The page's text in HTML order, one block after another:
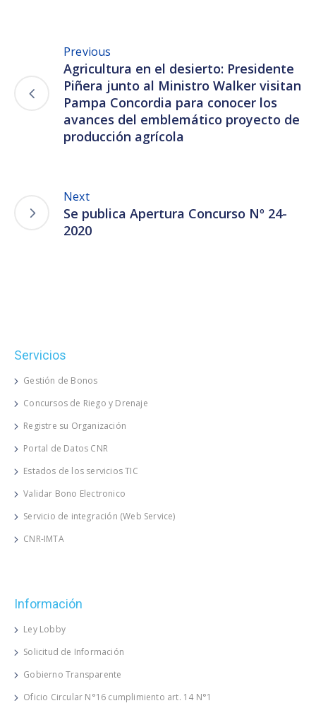
Previous
Agricultura en el desierto: Presidente
Piñera junto al Ministro Walker visitan
Pampa Concordia para conocer los
avances del emblemático proyecto de
producción agrícola
Next
Se publica Apertura Concurso Nº 24-
2020
Servicios
Gestión de Bonos
Concursos de Riego y Drenaje
Registre su Organización
Portal de Datos CNR
Estados de los servicios TIC
Validar Bono Electronico
Servicio de integración (Web Service)
CNR-IMTA
Información
Ley Lobby
Solicitud de Información
Gobierno Transparente
Oficio Circular N°16 cumplimiento art. 14 N°1